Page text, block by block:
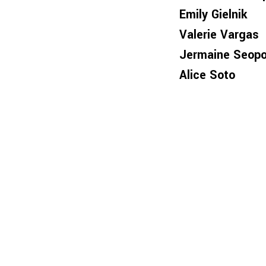
Emily Gielnik
Valerie Vargas
Jermaine
Alice Soto